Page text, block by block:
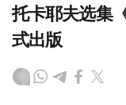
托卡耶夫选集
式出版